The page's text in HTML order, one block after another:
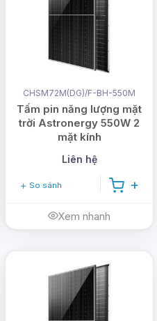
CHSM72M(DG)/F-BH-550M
Tấm pin năng lượng mặt
trời Astronergy 550W 2
mặt kính
Liên hệ
So sánh
Xem nhanh